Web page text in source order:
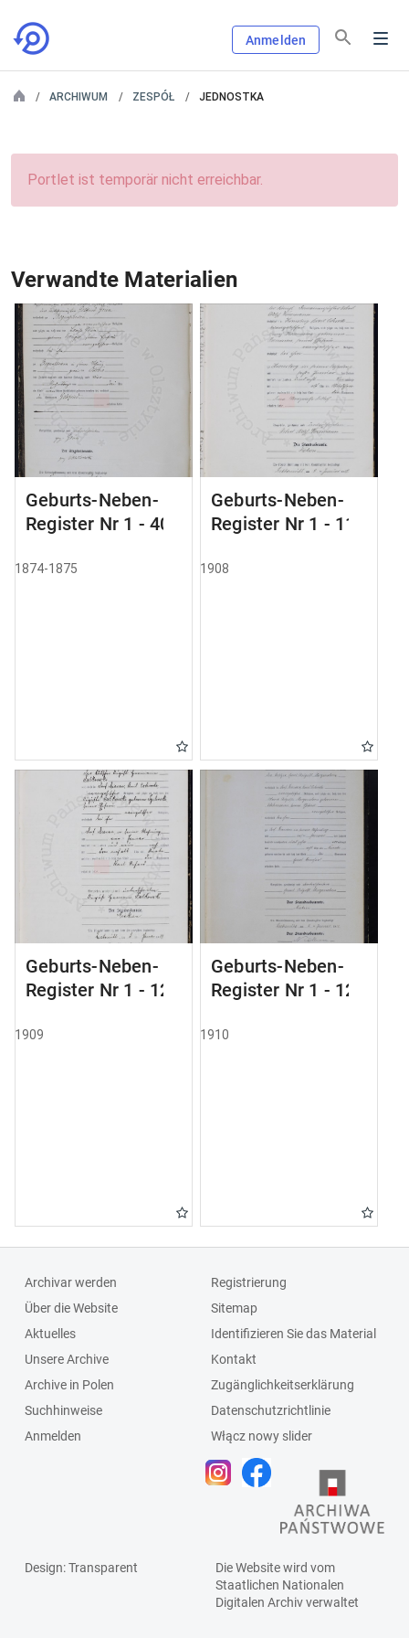
Anmelden
ARCHIWUM ZESPÓŁ JEDNOSTKA
Portlet ist temporär nicht erreichbar.
Verwandte Materialien
Geburts-Neben-
Register Nr 1 - 40
1874-1875
Geburts-Neben-
Register Nr 1 - 111
1908
Geburts-Neben-
Register Nr 1 - 124
1909
Geburts-Neben-
Register Nr 1 - 123
1910
Archivar werden
Über die Website
Aktuelles
Unsere Archive
Archive in Polen
Suchhinweise
Anmelden
Registrierung
Sitemap
Identifizieren Sie das Material
Kontakt
Zugänglichkeitserklärung
Datenschutzrichtlinie
Włącz nowy slider
Design: Transparent
Die Website wird vom
Staatlichen Nationalen
Digitalen Archivverwaltet